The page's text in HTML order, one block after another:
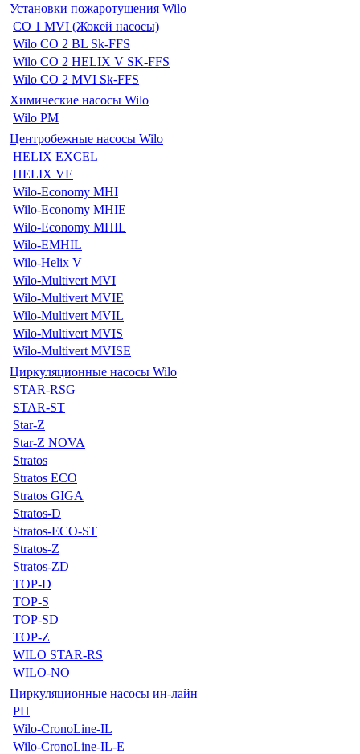
Установки пожаротушения Wilo
CO 1 MVI (Жокей насосы)
Wilo CO 2 BL Sk-FFS
Wilo CO 2 HELIX V SK-FFS
Wilo CO 2 MVI Sk-FFS
Химические насосы Wilo
Wilo PM
Центробежные насосы Wilo
HELIX EXCEL
HELIX VE
Wilo-Economy MHI
Wilo-Economy MHIE
Wilo-Economy MHIL
Wilo-EMHIL
Wilo-Helix V
Wilo-Multivert MVI
Wilo-Multivert MVIE
Wilo-Multivert MVIL
Wilo-Multivert MVIS
Wilo-Multivert MVISE
Циркуляционные насосы Wilo
STAR-RSG
STAR-ST
Star-Z
Star-Z NOVA
Stratos
Stratos ECO
Stratos GIGA
Stratos-D
Stratos-ECO-ST
Stratos-Z
Stratos-ZD
TOP-D
TOP-S
TOP-SD
TOP-Z
WILO STAR-RS
WILO-NO
Циркуляционные насосы ин-лайн
PH
Wilo-CronoLine-IL
Wilo-CronoLine-IL-E